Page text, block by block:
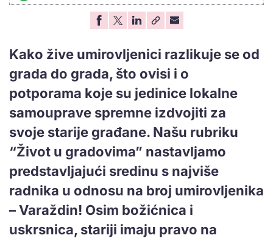
Kako žive umirovljenici razlikuje se od
grada do grada, što ovisi i o
potporama koje su jedinice lokalne
samouprave spremne izdvojiti za
svoje starije građane. Našu rubriku
“Život u gradovima” nastavljamo
predstavljajući sredinu s najviše
radnika u odnosu na broj umirovljenika
– Varaždin! Osim božićnica i
uskrsnica, stariji imaju pravo na